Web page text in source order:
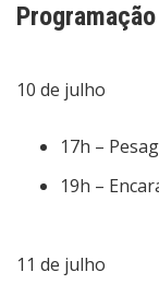
Programação
10 de julho
17h –
19h –
11 de julho